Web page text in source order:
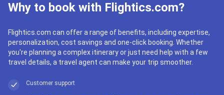
Why to book with Flightics.com?
Flightics.com can offer a range of benefits, including expertise,
personalization, cost savings and one-click booking. Whether
you're planning a complex itinerary or just need help with a few
travel details, a travel agent can make your trip smoother.
Customer support